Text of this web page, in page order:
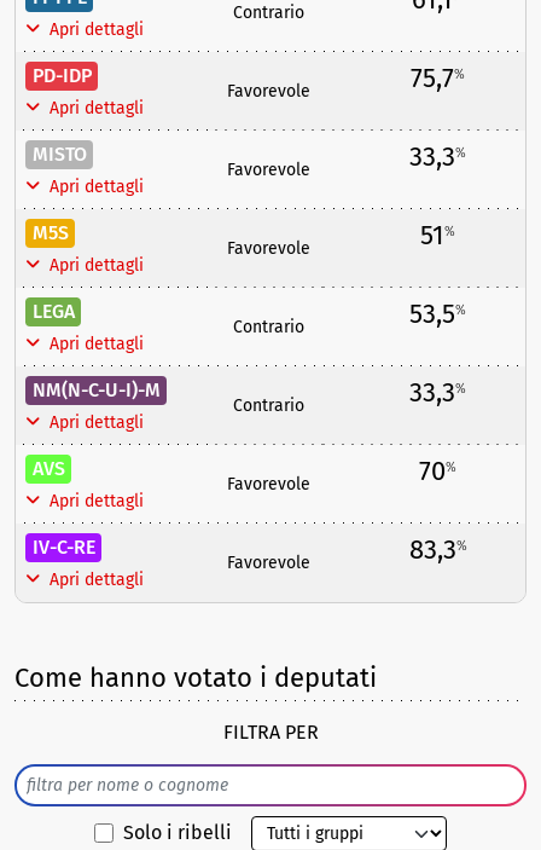
Apri dettagli
Contrario
PD-IDP
Apri dettagli
Favorevole 75,7%
MISTO
Apri dettagli
Favorevole 33,3%
M5S
Apri dettagli
Favorevole 51%
LEGA
Apri dettagli
Contrario 53,5%
NM(N-C-U-I)-M
Apri dettagli
Contrario 33,3%
AVS
Apri dettagli
Favorevole 70%
IV-C-RE
Apri dettagli
Favorevole 83,3%
Come hanno votato i deputati
FILTRA PER
Solo i ribelli